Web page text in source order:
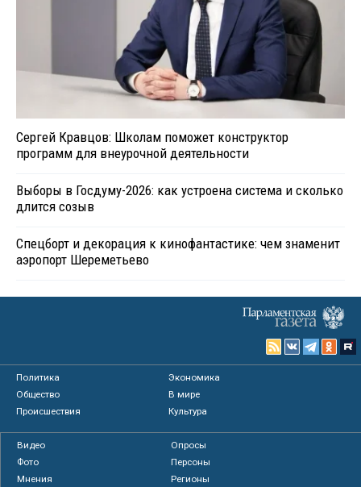
Сергей Кравцов: Школам поможет конструктор
программ для внеурочной деятельности
Выборы в Госдуму-2026: как устроена система и сколько
длится созыв
Спецборт и декорация к кинофантастике: чем знаменит
аэропорт Шереметьево
Политика
Экономика
Общество
В мире
Происшествия
Культура
Видео
Опросы
Фото
Персоны
Мнения
Регионы